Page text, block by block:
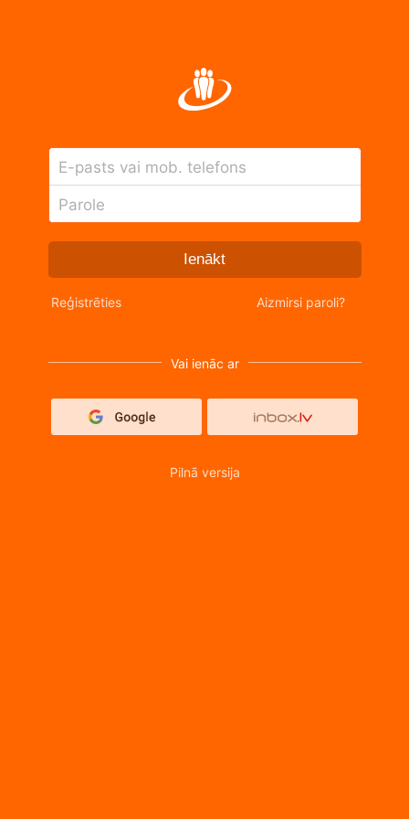
E-pasts vai mob. telefons
Parole
Ienākt
Reģistrēties Aizmirsi paroli?
Vai ienāc ar
Pilnā versija